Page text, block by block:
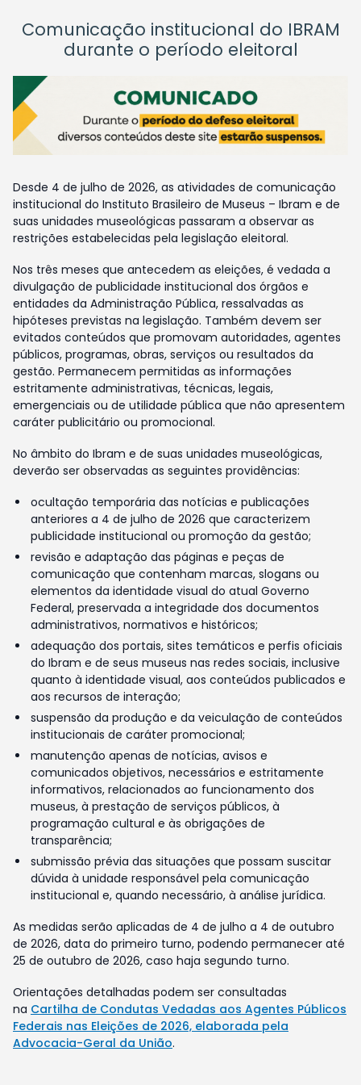
Comunicação institucional do IBRAM
durante o período eleitoral
Desde 4 de julho de 2026, as atividades de comunicação
institucional do Instituto Brasileiro de Museus – Ibram e de
suas unidades museológicas passaram a observar as
restrições estabelecidas pela legislação eleitoral.
Nos três meses que antecedem as eleições, é vedada a
divulgação de publicidade institucional dos órgãos e
entidades da Administração Pública, ressalvadas as
hipóteses previstas na legislação. Também devem ser
evitados conteúdos que promovam autoridades, agentes
públicos, programas, obras, serviços ou resultados da
gestão. Permanecem permitidas as informações
estritamente administrativas, técnicas, legais,
emergenciais ou de utilidade pública que não apresentem
caráter publicitário ou promocional.
No âmbito do Ibram e de suas unidades museológicas,
deverão ser observadas as seguintes providências:
ocultação temporária das notícias e publicações
anteriores a 4 de julho de 2026 que caracterizem
publicidade institucional ou promoção da gestão;
revisão e adaptação das páginas e peças de
comunicação que contenham marcas, slogans ou
elementos da identidade visual do atual Governo
Federal, preservada a integridade dos documentos
administrativos, normativos e históricos;
adequação dos portais, sites temáticos e perfis oficiais
do Ibram e de seus museus nas redes sociais, inclusive
quanto à identidade visual, aos conteúdos publicados e
aos recursos de interação;
suspensão da produção e da veiculação de conteúdos
institucionais de caráter promocional;
manutenção apenas de notícias, avisos e
comunicados objetivos, necessários e estritamente
informativos, relacionados ao funcionamento dos
museus, à prestação de serviços públicos, à
programação cultural e às obrigações de
transparência;
submissão prévia das situações que possam suscitar
dúvida à unidade responsável pela comunicação
institucional e, quando necessário, à análise jurídica.
As medidas serão aplicadas de 4 de julho a 4 de outubro
de 2026, data do primeiro turno, podendo permanecer até
25 de outubro de 2026, caso haja segundo turno.
Orientações detalhadas podem ser consultadas
na Cartilha de Condutas Vedadas aos Agentes Públicos
Federais nas Eleições de 2026, elaborada pela
Advocacia-Geral da União.